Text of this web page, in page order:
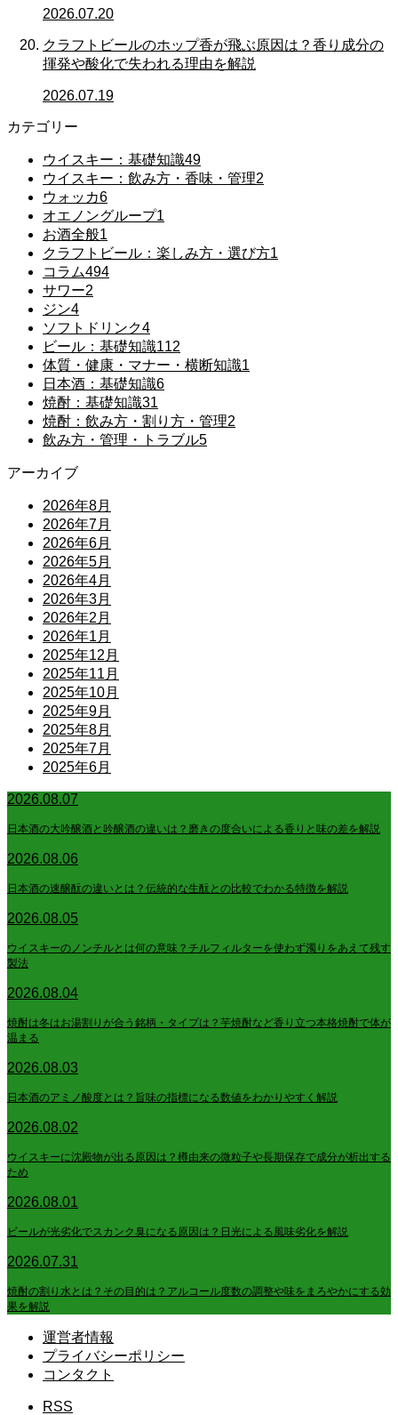
2026.07.20
クラフトビールのホップ香が飛ぶ原因は？香り成分の
揮発や酸化で失われる理由を解説
2026.07.19
カテゴリー
ウイスキー：基礎知識49
ウイスキー：飲み方・香味・管理2
ウォッカ6
オエノングループ1
お酒全般1
クラフトビール：楽しみ方・選び方1
コラム494
サワー2
ジン4
ソフトドリンク4
ビール：基礎知識112
体質・健康・マナー・横断知識1
日本酒：基礎知識6
焼酎：基礎知識31
焼酎：飲み方・割り方・管理2
飲み方・管理・トラブル5
アーカイブ
2026年8月
2026年7月
2026年6月
2026年5月
2026年4月
2026年3月
2026年2月
2026年1月
2025年12月
2025年11月
2025年10月
2025年9月
2025年8月
2025年7月
2025年6月
2026.08.07
日本酒の大吟醸酒と吟醸酒の違いは？磨きの度合いによる香りと味の差を解説
2026.08.06
日本酒の速醸酛の違いとは？伝統的な生酛との比較でわかる特徴を解説
2026.08.05
ウイスキーのノンチルとは何の意味？チルフィルターを使わず濁りをあえて残す
製法
2026.08.04
焼酎は冬はお湯割りが合う銘柄・タイプは？芋焼酎など香り立つ本格焼酎で体が
温まる
2026.08.03
日本酒のアミノ酸度とは？旨味の指標になる数値をわかりやすく解説
2026.08.02
ウイスキーに沈殿物が出る原因は？樽由来の微粒子や長期保存で成分が析出する
ため
2026.08.01
ビールが光劣化でスカンク臭になる原因は？日光による風味劣化を解説
2026.07.31
焼酎の割り水とは？その目的は？アルコール度数の調整や味をまろやかにする効
果を解説
運営者情報
プライバシーポリシー
コンタクト
RSS